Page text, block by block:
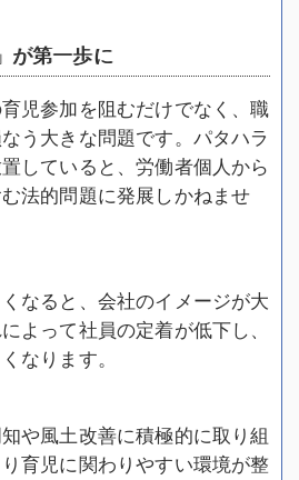
が第一歩に
児参加を阻むだけでなく、職
う大きな問題です。パタハラ
していると、労働者個人から
法的問題に発展しかねませ
なると、会社のイメージが大
よって社員の定着が低下し、
なります。
や風土改善に積極的に取り組
育児に関わりやすい環境が整